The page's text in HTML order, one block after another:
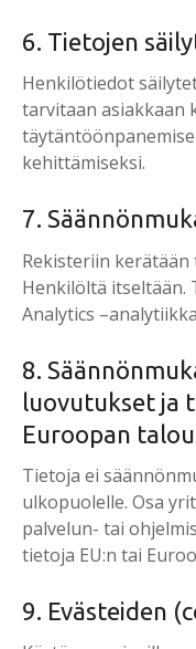
6. Tietojen
Henkilötiedot
tarvitaan asiakkaan
kehittämiseksi.
7.
Rekisteriin kerätään
Henkilöltä itseltään.
Analytics
8.
luovutukset ja
Euroopan
Tietoja ei
ulkopuolelle. Osa
palvelun- tai
tietoja EU:n tai
9. Evästeiden